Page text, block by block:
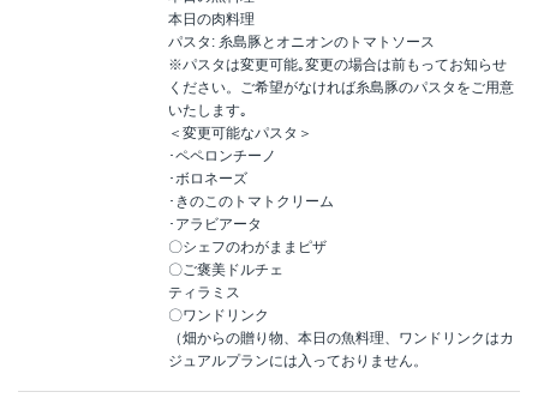
本日の肉料理
パスタ: 糸島豚とオニオンのトマトソース
※パスタは変更可能｡変更の場合は前もってお知らせ
ください。ご希望がなければ糸島豚のパスタをご用意
いたします｡
＜変更可能なパスタ＞
･ペペロンチーノ
･ボロネーズ
･きのこのトマトクリーム
･アラビアータ
〇シェフのわがままピザ
〇ご褒美ドルチェ
ティラミス
〇ワンドリンク
（畑からの贈り物、本日の魚料理、ワンドリンクはカ
ジュアルプランには入っておりません。